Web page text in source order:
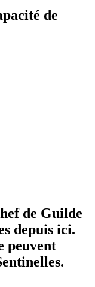
de
de Guilde
depuis ici.
peuvent